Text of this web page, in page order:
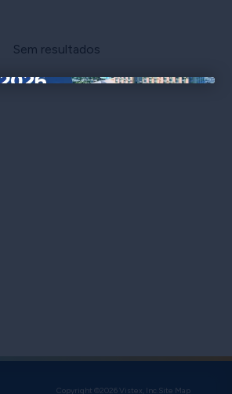
Sem resultados
Copyright ©2026 Vistex, Inc. Site Map